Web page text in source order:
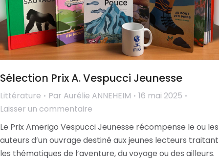
Sélection Prix A. Vespucci Jeunesse
Littérature Par Aurélie ANNEHEIM
16 mai 2025
Laisser un commentaire
Le Prix Amerigo Vespucci Jeunesse récompense le ou les
auteurs d’un ouvrage destiné aux jeunes lecteurs traitant
les thématiques de l’aventure, du voyage ou des ailleurs.